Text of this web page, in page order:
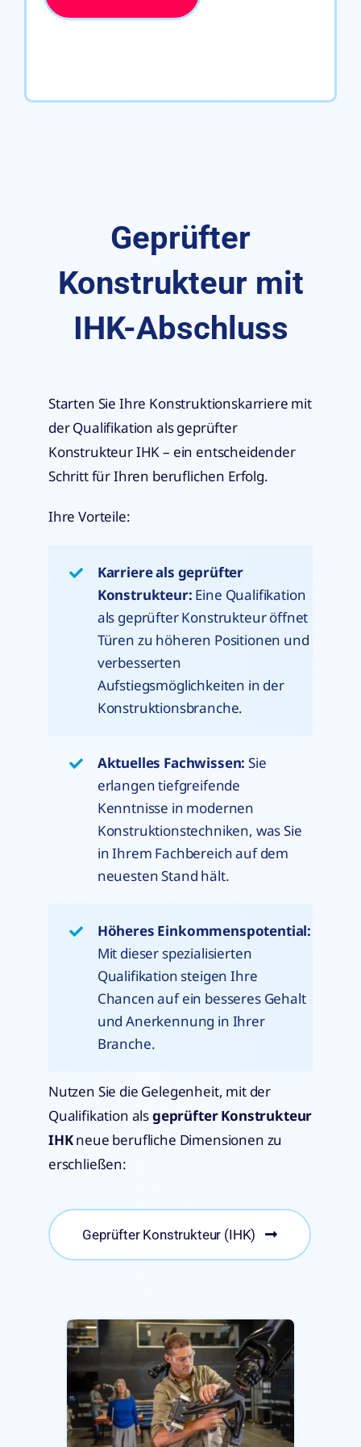
Geprüfter
Konstrukteur mit
IHK-Abschluss
Starten Sie Ihre Konstruktionskarriere mit
der Qualifikation als geprüfter
Konstrukteur IHK – ein entscheidender
Schritt für Ihren beruflichen Erfolg.
Ihre Vorteile:
Karriere als geprüfter
Konstrukteur: Eine Qualifikation
als geprüfter Konstrukteur öffnet
Türen zu höheren Positionen und
verbesserten
Aufstiegsmöglichkeiten in der
Konstruktionsbranche.
Aktuelles Fachwissen: Sie
erlangen tiefgreifende
Kenntnisse in modernen
Konstruktionstechniken, was Sie
in Ihrem Fachbereich auf dem
neuesten Stand hält.
Höheres Einkommenspotential:
Mit dieser spezialisierten
Qualifikation steigen Ihre
Chancen auf ein besseres Gehalt
und Anerkennung in Ihrer
Branche.
Nutzen Sie die Gelegenheit, mit der
Qualifikation alsgeprüfter Konstrukteur
IHKneue berufliche Dimensionen zu
erschließen:
Geprüfter Konstrukteur (IHK)